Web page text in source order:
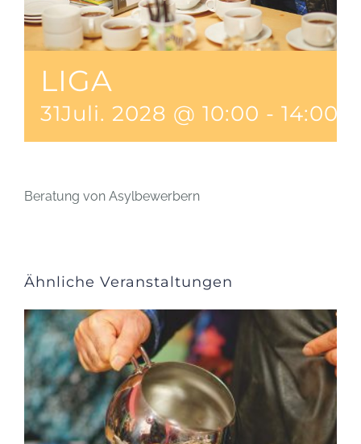
LIGA
31Juli. 2028 @ 10:00 - 14:00
Beratung von Asylbewerbern
Ähnliche Veranstaltungen